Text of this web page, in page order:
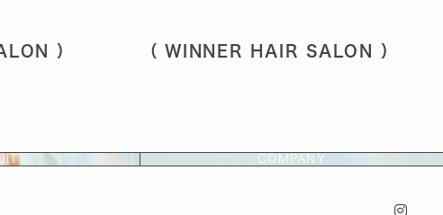
） （ WINNER HAIR SALON ） （
COMPANY